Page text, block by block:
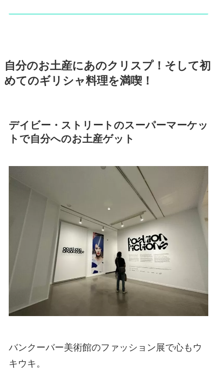
自分のお土産にあのクリスプ！そして初
めてのギリシャ料理を満喫！
デイビー・ストリートのスーパーマーケッ
トで自分へのお土産ゲット
バンクーバー美術館のファッション展で心もウ
キウキ。